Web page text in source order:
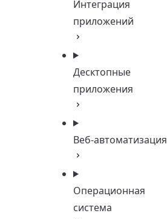
Интеграция
приложений
Десктопные
приложения
Веб-автоматизация
Операционная
система